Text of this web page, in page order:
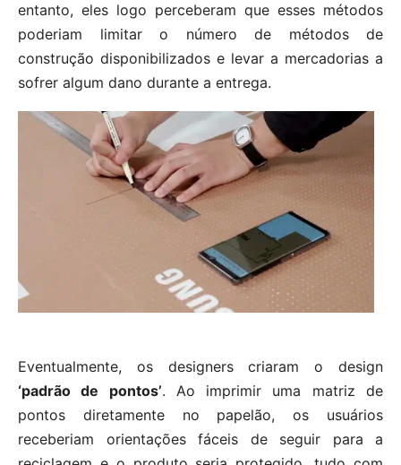
entanto, eles logo perceberam que esses métodos
poderiam limitar o número de métodos de
construção disponibilizados e levar a mercadorias a
sofrer algum dano durante a entrega.
Eventualmente, os designers criaram o design
‘padrão de pontos’. Ao imprimir uma matriz de
pontos diretamente no papelão, os usuários
receberiam orientações fáceis de seguir para a